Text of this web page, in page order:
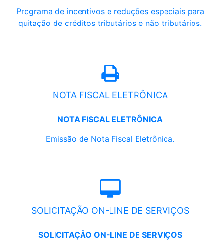
Programa de incentivos e reduções especiais para
quitação de créditos tributários e não tributários.
NOTA FISCAL ELETRÔNICA
NOTA FISCAL ELETRÔNICA
Emissão de Nota Fiscal Eletrônica.
SOLICITAÇÃO ON-LINE DE SERVIÇOS
SOLICITAÇÃO ON-LINE DE SERVIÇOS